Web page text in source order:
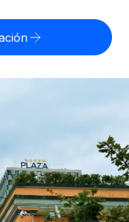
trabajo sin
y nóminas para
RR. HH.